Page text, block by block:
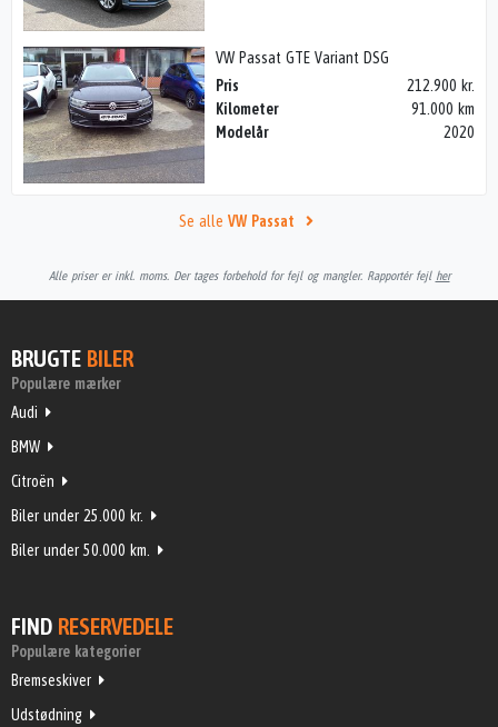
VW Passat GTE Variant DSG
Pris
212.900 kr.
Kilometer
91.000 km
Modelår
2020
Se alleVW Passat
Alle priser er inkl. moms. Der tages forbehold for fejl og mangler. Rapportér fejl her
BRUGTE BILER
Populære mærker
Audi
BMW
Citroën
Biler under 25.000 kr.
Biler under 50.000 km.
FIND RESERVEDELE
Populære kategorier
Bremseskiver
Udstødning